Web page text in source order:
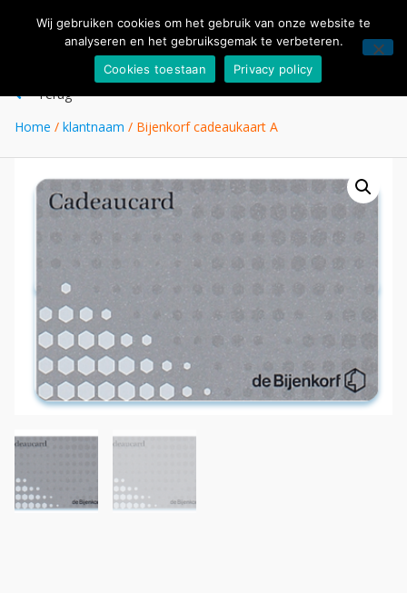
Terug
Home / klantnaam / Bijenkorf cadeaukaart A
Wij gebruiken cookies om het gebruik van onze website te
analyseren en het gebruiksgemak te verbeteren.
Cookies toestaan
Privacy policy